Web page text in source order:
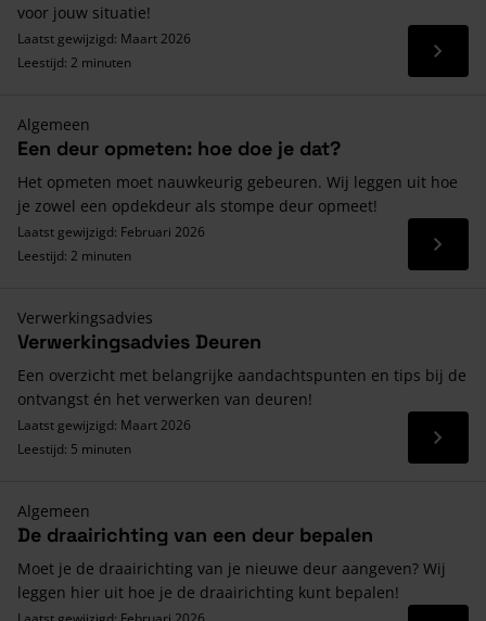
voor jouw situatie!
Laatst gewijzigd: Maart 2026
Leestijd: 2 minuten
Lees
Algemeen
Een deur opmeten: hoe doe je dat?
Het opmeten moet nauwkeurig gebeuren. Wij leggen uit hoe
je zowel een opdekdeur als stompe deur opmeet!
Laatst gewijzigd: Februari 2026
Leestijd: 2 minuten
Lees
Verwerkingsadvies
Verwerkingsadvies Deuren
Een overzicht met belangrijke aandachtspunten en tips bij de
ontvangst én het verwerken van deuren!
Laatst gewijzigd: Maart 2026
Leestijd: 5 minuten
Lees
Algemeen
De draairichting van een deur bepalen
Moet je de draairichting van je nieuwe deur aangeven? Wij
leggen hier uit hoe je de draairichting kunt bepalen!